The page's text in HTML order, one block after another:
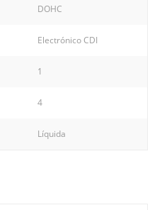
DOHC
Electrónico CDI
1
4
Líquida